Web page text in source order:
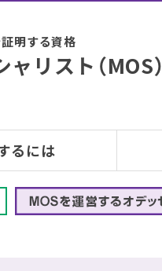
明する資格
リスト（MOS）
るには